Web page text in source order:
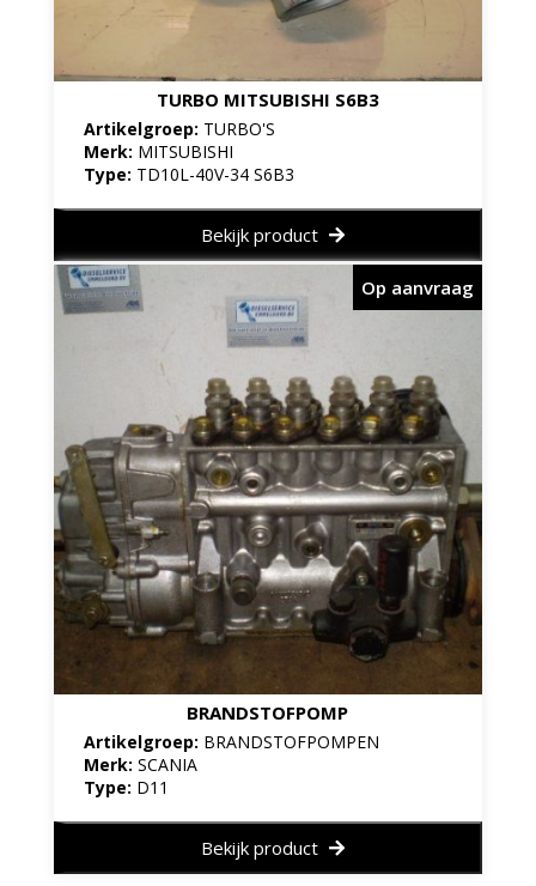
TURBO MITSUBISHI S6B3
Artikelgroep: TURBO'S
Merk: MITSUBISHI
Type: TD10L-40V-34 S6B3
Bekijk product
BRANDSTOFPOMP
Artikelgroep: BRANDSTOFPOMPEN
Merk: SCANIA
Type: D11
Op aanvraag
Bekijk product